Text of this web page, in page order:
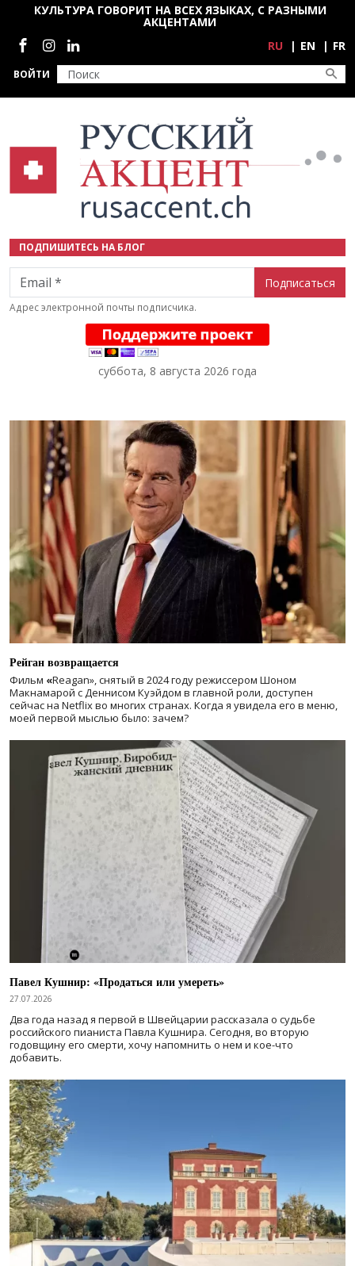
Перейти к основному содержанию
ВОЙТИ
КУЛЬТУРА ГОВОРИТ НА ВСЕХ ЯЗЫКАХ, С РАЗНЫМИ
АКЦЕНТАМИ
Социальные сети
RU EN FR
ПОДПИШИТЕСЬ НА БЛОГ
Email
Адрес электронной почты подписчика.
суббота, 8 августа 2026 года
Рейган возвращается
Фильм «Reagan», снятый в 2024 годурежиссером Шоном
Макнамарой с Деннисом Куэйдом в главной роли, доступен
сейчас на Netflix во многих странах. Когда я увидела его в меню,
моей первой мыслью было: зачем?
Павел Кушнир: «Продаться или умереть»
27.07.2026
Два года назад я первой в Швейцарии рассказала о судьбе
российского пианиста Павла Кушнира. Сегодня, во вторую
годовщину его смерти, хочу напомнить о нем и кое-что
добавить.